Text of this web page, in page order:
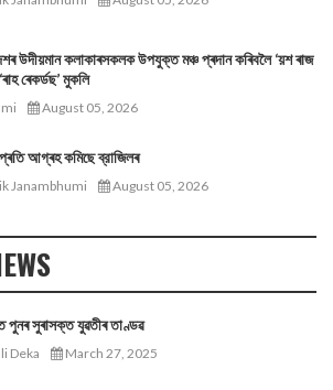
উদীয়মান কলাকাৰসকলক উপযুক্ত মঞ্চ প্ৰদান কৰিবলৈ ‘য়শ ৰাজ
ৰেকৰ্ডছ’ মুকলি
August 05, 2026
আগ্ৰহ কমিছে ব্রাজিলৰ
Janambhumi August 05, 2026
পুনৰ সুৰাসক্ত যুৱতীৰ তাণ্ডৱ
Deka March 27, 2025